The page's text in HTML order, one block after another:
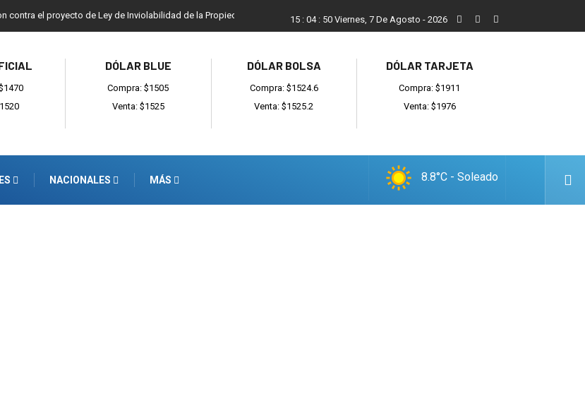
el proyecto de Ley de Inviolabilidad de la Propiedad Privada Reino recibió a instituciones y confirmó gestiones para
15 : 04: 51 Viernes, 7 De Agosto - 2026
DÓLAR BLUE
Compra: $1505
Venta: $1525
DÓLAR BOLSA
Compra: $1524.6
Venta: $1525.2
DÓLAR TARJETA
Compra: $1911
Venta: $1976
NACIONALES MÁS 8.8°C - Soleado